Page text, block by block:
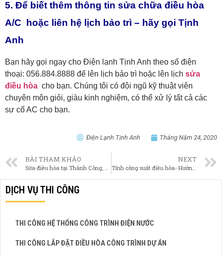
5. Để biết thêm thông tin sửa chữa điều hòa
A/C hoặc liên hệ lịch bảo trì – hãy gọi Tịnh
Anh
Bạn hãy gọi ngay cho Điện lạnh Tịnh Anh theo số điện
thoại: 056.884.8888 để lên lịch bảo trì hoặc lên lịch sửa
điều hòa cho bạn. Chúng tôi có đội ngũ kỹ thuật viên
chuyên môn giỏi, giàu kinh nghiệm, có thể xử lý tất cả các
sự cố AC cho bạn.
Điện Lạnh Tịnh Anh Tháng Năm 24, 2020
BÀI THAM KHẢO
Sửa điều hòa tại Thành Công, Ba Đình – 056.884.8888
NEXT
Tính công suất điều hòa- Hướng dẫn từ A->Z từ thợ giỏi
DỊCH VỤ THI CÔNG
THI CÔNG HỆ THỐNG CÔNG TRÌNH ĐIỆN NƯỚC
THI CÔNG LẮP ĐẶT ĐIỀU HÒA CÔNG TRÌNH DỰ ÁN